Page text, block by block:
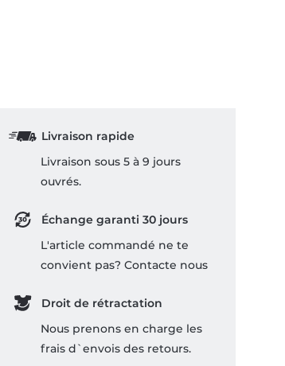
Livraison rapide
Livraison sous 5 à 9 jours
ouvrés.
Échange garanti 30 jours
L'article commandé ne te
convient pas? Contacte nous
Droit de rétractation
Nous prenons en charge les
frais d`envois des retours.